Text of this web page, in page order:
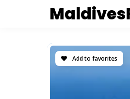
Add to favorites